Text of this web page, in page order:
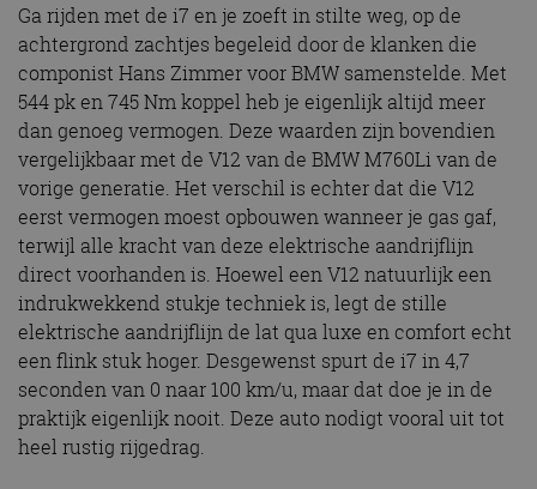
Ga rijden met de i7 en je zoeft in stilte weg, op de
achtergrond zachtjes begeleid door de klanken die
componist Hans Zimmer voor BMW samenstelde. Met
544 pk en 745 Nm koppel heb je eigenlijk altijd meer
dan genoeg vermogen. Deze waarden zijn bovendien
vergelijkbaar met de V12 van de BMW M760Li van de
vorige generatie. Het verschil is echter dat die V12
eerst vermogen moest opbouwen wanneer je gas gaf,
terwijl alle kracht van deze elektrische aandrijflijn
direct voorhanden is. Hoewel een V12 natuurlijk een
indrukwekkend stukje techniek is, legt de stille
elektrische aandrijflijn de lat qua luxe en comfort echt
een flink stuk hoger. Desgewenst spurt de i7 in 4,7
seconden van 0 naar 100 km/u, maar dat doe je in de
praktijk eigenlijk nooit. Deze auto nodigt vooral uit tot
heel rustig rijgedrag.